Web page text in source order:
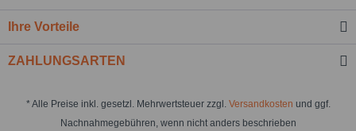
Ihre Vorteile
ZAHLUNGSARTEN
* Alle Preise inkl. gesetzl. Mehrwertsteuer zzgl. Versandkosten und ggf.
Nachnahmegebühren, wenn nicht anders beschrieben